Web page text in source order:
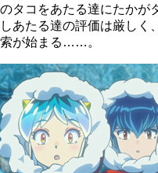
タコをあたる達にたかが
あたる達の評価は厳しく
が始まる……。